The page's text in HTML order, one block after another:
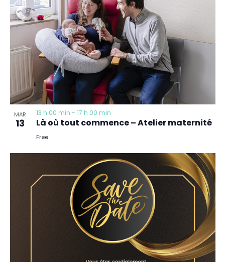
MAR
13
13 h 00 min - 17 h 00 min
Là où tout commence – Atelier maternité
Free